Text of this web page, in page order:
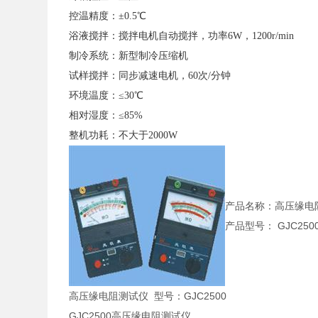
控温精度：±0.5℃
浴液搅拌：搅拌电机自动搅拌，功率6W，1200r/min
制冷系统：新型制冷压缩机
试样搅拌：同步减速电机，60次/分钟
环境温度：≤30℃
相对湿度：≤85%
整机功耗：不大于2000W
产品名称：高压缘电
产品型号：
高压缘电阻测试仪 型号：GJC2500